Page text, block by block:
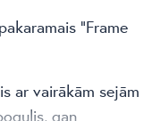
“Frame
ar vairākām sejām
gan